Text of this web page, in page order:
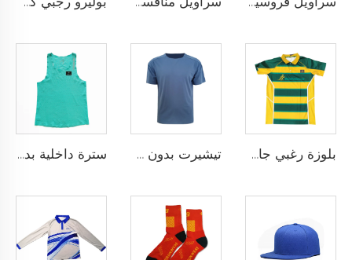
بلوزة رغبي جافة سريعة مصممة لفريق المدرسة، بلوزة رغبي بقماش أداء يسحب الرطوبة مع تخصيص بالتحميص تيشيرت بدون خياطة مصمم كقميص رياضي خالٍ من الاحتكاك لتحقيق أقصى درجات الراحة والأداء سترة داخلية بدون خياطة مع بنية شريط ملصوق حراريًا ومقاس نحيف خالٍ من الاحتكاك حسب الطلب لتجربة رياضية فائقة بدون أي إلهاء